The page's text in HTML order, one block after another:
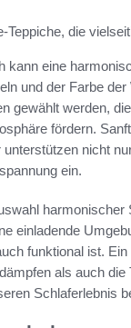
Teppiche, die
kann eine
und der Farbe der
gewählt werden,
fördern.
unterstützen nicht
ein.
harmonischer
einladende
funktional ist.
als auch die
Schlaferlebnis